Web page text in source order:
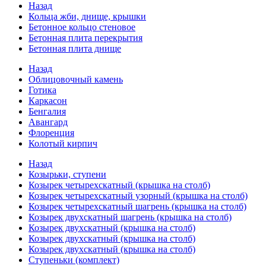
Назад
Кольца жби, днище, крышки
Бетонное кольцо стеновое
Бетонная плита перекрытия
Бетонная плита днище
Назад
Облицовочный камень
Готика
Каркасон
Бенгалия
Авангард
Флоренция
Колотый кирпич
Назад
Козырьки, ступени
Козырек четырехскатный (крышка на столб)
Козырек четырехскатный узорный (крышка на столб)
Козырек четырехскатный шагрень (крышка на столб)
Козырек двухскатный шагрень (крышка на столб)
Козырек двухскатный (крышка на столб)
Козырек двухскатный (крышка на столб)
Козырек двухскатный (крышка на столб)
Ступеньки (комплект)